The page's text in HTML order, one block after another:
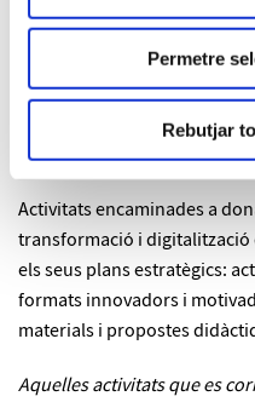
Permetre
Rebutjar
Jornades i activitats de
Activitats de comunicació i
docent (CDD).
Activitats encaminades a
transformació i digitalització
els seus plans estratègics:
formats innovadors i
materials i propostes
Aquelles activitats que es